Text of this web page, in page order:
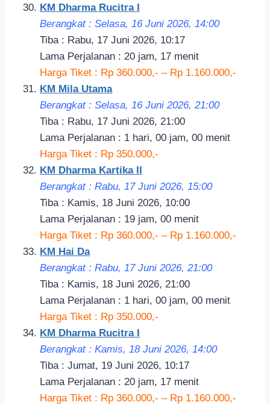
KM Dharma Rucitra I
Berangkat : Selasa, 16 Juni 2026, 14:00
Tiba : Rabu, 17 Juni 2026, 10:17
Lama Perjalanan : 20 jam, 17 menit
Harga Tiket : Rp 360.000,- – Rp 1.160.000,-
KM Mila Utama
Berangkat : Selasa, 16 Juni 2026, 21:00
Tiba : Rabu, 17 Juni 2026, 21:00
Lama Perjalanan : 1 hari, 00 jam, 00 menit
Harga Tiket : Rp 350.000,-
KM Dharma Kartika II
Berangkat : Rabu, 17 Juni 2026, 15:00
Tiba : Kamis, 18 Juni 2026, 10:00
Lama Perjalanan : 19 jam, 00 menit
Harga Tiket : Rp 360.000,- – Rp 1.160.000,-
KM Hai Da
Berangkat : Rabu, 17 Juni 2026, 21:00
Tiba : Kamis, 18 Juni 2026, 21:00
Lama Perjalanan : 1 hari, 00 jam, 00 menit
Harga Tiket : Rp 350.000,-
KM Dharma Rucitra I
Berangkat : Kamis, 18 Juni 2026, 14:00
Tiba : Jumat, 19 Juni 2026, 10:17
Lama Perjalanan : 20 jam, 17 menit
Harga Tiket : Rp 360.000,- – Rp 1.160.000,-